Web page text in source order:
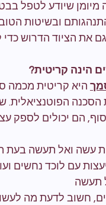
מיומן שיודע לטפל
ובשיטות
את הציוד הדרוש
הינה קריטית?
היא קריטית מכמה
הסכנה
הם יכולים לספק
עשה ואל תעשה בעת
עם לוכד נחשים
תעשה
חשוב לדעת מה